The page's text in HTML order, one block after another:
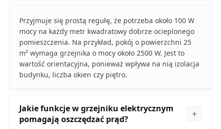
Przyjmuje się prostą regułę, że potrzeba około 100 W
mocy na każdy metr kwadratowy dobrze ocieplonego
pomieszczenia. Na przykład, pokój o powierzchni 25
m² wymaga grzejnika o mocy około 2500 W. Jest to
wartość orientacyjna, ponieważ wpływa na nią izolacja
budynku, liczba okien czy piętro.
Jakie funkcje w grzejniku elektrycznym
pomagają oszczędzać prąd?